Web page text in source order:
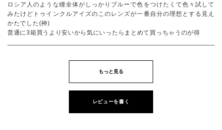
ロシア人のような瞳全体がしっかりブルーで色をつけたくて色々試して
みたけどトゥインクルアイズのこのレンズが一番自分の理想とする見え
かたでした(神)
普通に3箱買うより安いから気にいったらまとめて買っちゃうのが得
もっと見る
レビューを書く